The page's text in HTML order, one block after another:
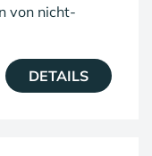
von nicht-
DETAILS